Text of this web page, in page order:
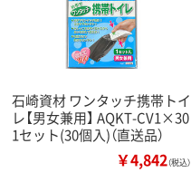
石崎資材 ワンタッチ携帯トイ
レ【男女兼用】 AQKT-CV1×30
1セット(30個入)（直送品）
￥4,842（税込）